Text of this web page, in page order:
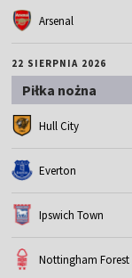
Arsenal
22 SIERPNIA 2026
Piłka nożna
Hull City
Everton
Ipswich Town
Nottingham Forest